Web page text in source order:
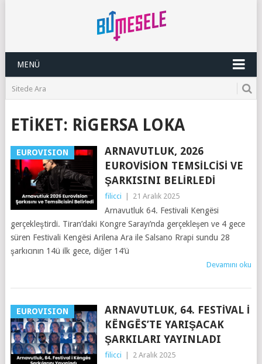
MENÜ
ETIKET: RIGERSA LOKA
EUROVISION
ARNAVUTLUK, 2026
EUROVISION TEMSILCISI VE
ŞARKISINI BELIRLEDI
filicci 21 Aralık 2025
Arnavutluk 64. Festivali Kengësi
gerçekleştirdi. Tiran’daki Kongre Sarayı’nda gerçekleşen ve 4 gece
süren Festivali Kengësi Arilena Ara ile Salsano Rrapi sundu 28
şarkıcının 14ü ilk gece, diğer 14’ü
Devamını oku
EUROVISION
ARNAVUTLUK, 64. FESTIVAL I
KËNGËS’TE YARIŞACAK
ŞARKILARI YAYINLADI
filicci 2 Aralık 2025